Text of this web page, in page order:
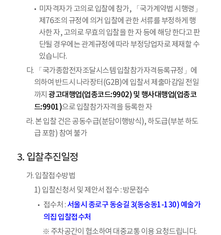
미자격자가 고의로 입찰에 참가, 「국가계약법 시행령」
제76조의 규정에 의거 입찰에 관한 서류를 부정하게 행
사한 자, 고의로 무효의 입찰을 한 자 등에 해당 한다고 판
단될 경우에는 관계규정에 따라 부정당업자로 제재할 수
있습니다.
다. 「국가종합전자조달시스템 입찰참가자격등록규정」에
의하여 반드시 나라장터(G2B)에 입찰서 제출마감일 전일
까지 광고대행업(업종코드:9902) 및 행사대행업(업종코
드:9901)으로 입찰참가자격을 등록한 자
라. 본 입찰 건은 공동수급(분담이행방식), 하도급(부분 하도
급 포함) 참여 불가
입찰추진일정
가. 입찰접수방법
1) 입찰신청서 및 제안서 접수 : 방문접수
접수처 : 서울시 종로구 동숭길 3(동숭동1-130) 예술가
의집 입찰접수처
※ 주차공간이 협소하여 대중교통 이용 요청드립니다.